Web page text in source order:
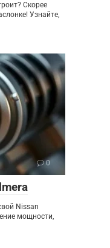
Скорее
Узнайте,
0
Nissan
мощности,